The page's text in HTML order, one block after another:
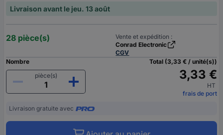
Livraison avant le jeu. 13 août
28 pièce(s)
Vente et expédition :
Conrad Electronic
CGV
Nombre
pièce(s)
Total (3,33 € / unité(s))
3,33 €
HT
frais de port
Livraison gratuite avec